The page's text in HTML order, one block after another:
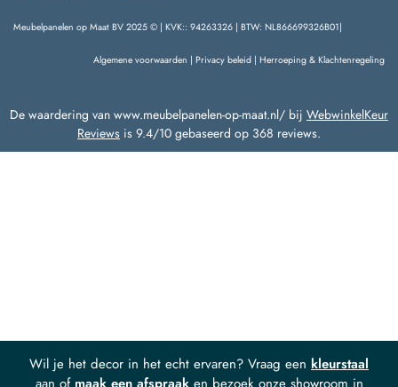
Wil je het decor in het echt ervaren? Vraag een kleurstaal
Meubelpanelen op Maat BV 2025 © | KVK:: 94263326 | BTW: NL866699326B01|
Algemene voorwaarden | Privacy beleid | Herroeping & Klachtenregeling
De waardering van www.meubelpanelen-op-maat.nl/ bij WebwinkelKeur
Reviews is 9.4/10 gebaseerd op 368 reviews.